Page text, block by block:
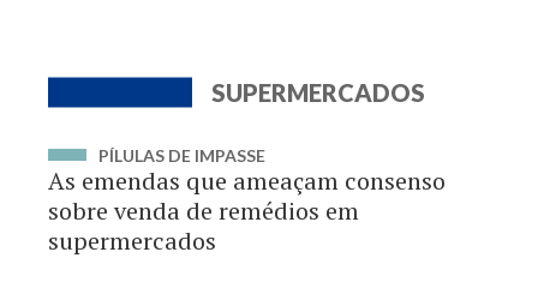
SUPERMERCADOS
PÍLULAS DE IMPASSE
As emendas que ameaçam consenso
sobre venda de remédios em
supermercados